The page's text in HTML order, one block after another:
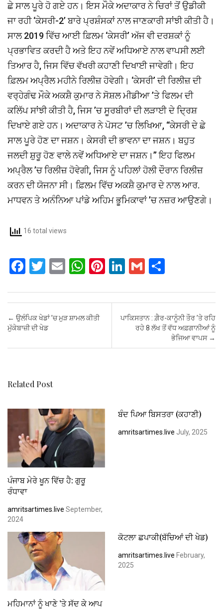
ਛੇ ਸਾਲ ਪੂਰੇ ਹੋ ਗਏ ਹਨ। ਇਸ ਮੌਕੇ ਅਦਾਕਾਰ ਨੇ ਚਿਰਾਂ ਤੋਂ ਉਡੀਕੀ
ਜਾ ਰਹੀ ‘ਕੇਸਰੀ-2’ ਬਾਰੇ ਪ੍ਰਸ਼ੰਸਕਾਂ ਨਾਲ ਜਾਣਕਾਰੀ ਸਾਂਝੀ ਕੀਤੀ ਹੈ।
ਸਾਲ 2019 ਵਿੱਚ ਆਈ ਫ਼ਿਲਮ ‘ਕੇਸਰੀ’ ਅੱਜ ਵੀ ਦਰਸ਼ਕਾਂ ਨੂੰ
ਪ੍ਰਭਾਵਿਤ ਕਰਦੀ ਹੈ ਅਤੇ ਇਹ ਨਵੇਂ ਅਧਿਆਏ ਨਾਲ ਵਾਪਸੀ ਲਈ
ਤਿਆਰ ਹੈ, ਜਿਸ ਵਿੱਚ ਵੱਖਰੀ ਕਹਾਣੀ ਦਿਖਾਈ ਜਾਵੇਗੀ। ਇਹ
ਫ਼ਿਲਮ ਅਪ੍ਰੈਲ ਮਹੀਨੇ ਰਿਲੀਜ਼ ਹੋਵੇਗੀ। ‘ਕੇਸਰੀ’ ਦੀ ਰਿਲੀਜ਼ ਦੀ
ਵਰ੍ਹੇਗੰਢ ਮੌਕੇ ਅਕਸ਼ੈ ਕੁਮਾਰ ਨੇ ਸੋਸ਼ਲ ਮੀਡੀਆ ’ਤੇ ਫਿਲਮ ਦੀ
ਕਲਿੱਪ ਸਾਂਝੀ ਕੀਤੀ ਹੈ, ਜਿਸ ’ਚ ਸੂਰਬੀਰਾਂ ਦੀ ਲੜਾਈ ਦੇ ਦ੍ਰਿਸ਼
ਦਿਖਾਏ ਗਏ ਹਨ। ਅਦਾਕਾਰ ਨੇ ਪੋਸਟ ’ਚ ਲਿਖਿਆ, ‘‘ਕੇਸਰੀ ਦੇ ਛੇ
ਸਾਲ ਪੂਰੇ ਹੋਣ ਦਾ ਜਸ਼ਨ। ਕੇਸਰੀ ਦੀ ਭਾਵਨਾ ਦਾ ਜਸ਼ਨ। ਬਹੁਤ
ਜਲਦੀ ਸ਼ੁਰੂ ਹੋਣ ਵਾਲੇ ਨਵੇਂ ਅਧਿਆਏ ਦਾ ਜਸ਼ਨ।’’ ਇਹ ਫਿਲਮ
ਅਪ੍ਰੈਲ ’ਚ ਰਿਲੀਜ਼ ਹੋਵੇਗੀ, ਜਿਸ ਨੂੰ ਪਹਿਲਾਂ ਹੋਲੀ ਦੌਰਾਨ ਰਿਲੀਜ਼
ਕਰਨ ਦੀ ਯੋਜਨਾ ਸੀ। ਫ਼ਿਲਮ ਵਿੱਚ ਅਕਸ਼ੈ ਕੁਮਾਰ ਦੇ ਨਾਲ ਆਰ.
ਮਾਧਵਨ ਤੇ ਅਨੰਨਿਆ ਪਾਂਡੇ ਅਹਿਮ ਭੂਮਿਕਾਵਾਂ ’ਚ ਨਜ਼ਰ ਆਉਣਗੇ।
16 total views
F
ce
b
o
o
T
tt
er
E
ail
W
at
s
p
Pi
er
es
Li
ke
dI
G
ail ar
e
Post navigation
← ਉਲੰਪਿਕ ਖੇਡਾਂ ’ਚ ਮੁੜ ਸ਼ਾਮਲ ਕੀਤੀ
ਮੁੱਕੇਬਾਜ਼ੀ ਦੀ ਖੇਡ
ਪਾਕਿਸਤਾਨ : ਗ਼ੈਰ-ਕਾਨੂੰਨੀ ਤੌਰ ’ਤੇ ਰਹਿ
ਰਹੇ 8 ਲੱਖ ਤੋਂ ਵੱਧ ਅਫ਼ਗਾਨੀਆਂ ਨੂੰ
ਭੇਜਿਆ ਵਾਪਸ →
Related Post
ਪੰਜਾਬ ਮੇਰੇ ਖੂਨ ਵਿੱਚ ਹੈ: ਗੁਰੂ
ਰੰਧਾਵਾ
amritsartimes.live September,
2024
ਬੰਦ ਪਿਆ ਬਿਸਤਰਾ (ਕਹਾਣੀ)
amritsartimes.live July, 2025
ਮਹਿਮਾਨਾਂ ਨੂੰ ਖਾਣੇ ’ਤੇ ਸੱਦ ਕੇ ਆਪ
ਕੋਟਲਾ ਛਪਾਕੀ(ਬੱਚਿਆਂ ਦੀ ਖੇਡ)
amritsartimes.live February,
2025